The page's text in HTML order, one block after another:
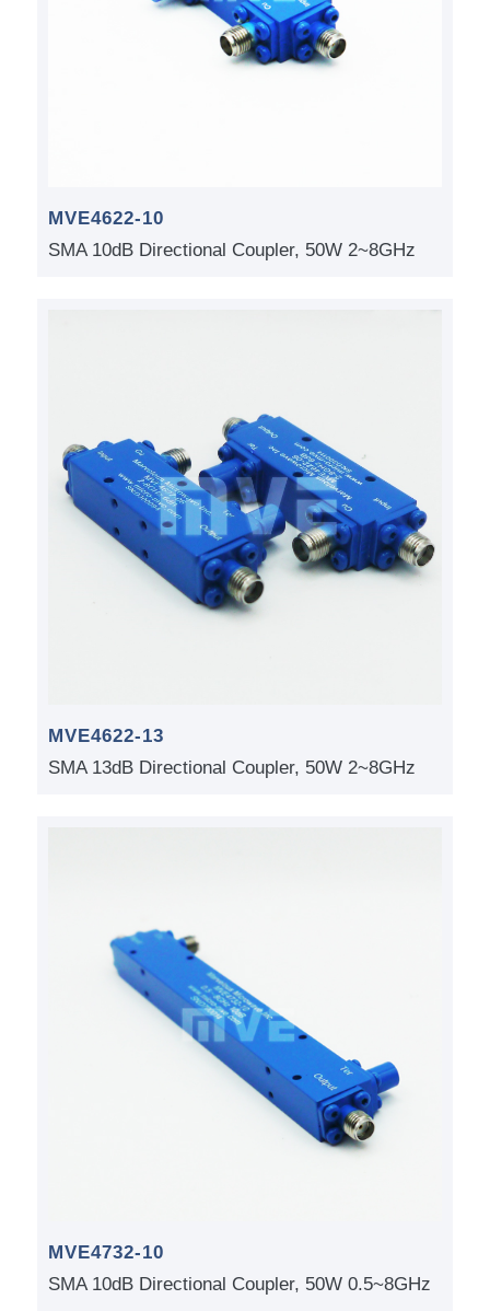
MVE4622-10
SMA 10dB Directional Coupler, 50W 2~8GHz
MVE4622-13
SMA 13dB Directional Coupler, 50W 2~8GHz
MVE4732-10
SMA 10dB Directional Coupler, 50W 0.5~8GHz